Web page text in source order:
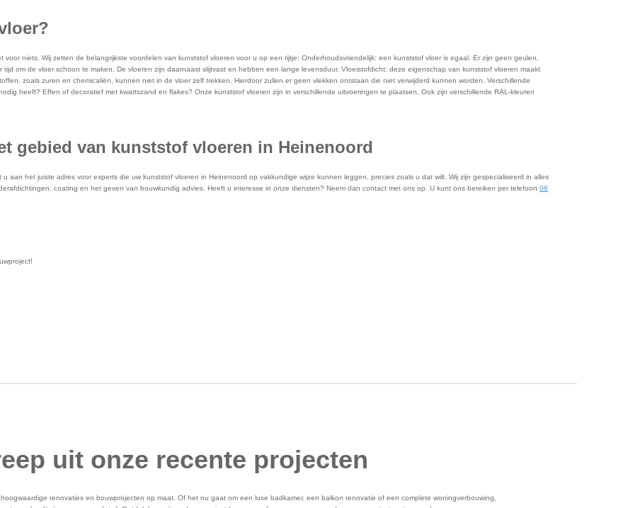
niets. Wij zetten de belangrijkste voordelen van kunststof vloeren voor u op een rijtje: Onderhoudsvriendelijk: een kunststof vloer is egaal. Er zijn geen geulen,
om de vloer schoon te maken. De vloeren zijn daarnaast slijtvast en hebben een lange levensduur. Vloeistofdicht: deze eigenschap van kunststof vloeren maakt
zoals zuren en chemicaliën, kunnen niet in de vloer zelf trekken. Hierdoor zullen er geen vlekken ontstaan die niet verwijderd kunnen worden. Verschillende
heeft? Effen of decoratief met kwartszand en flakes? Onze kunststof vloeren zijn in verschillende uitvoeringen te plaatsen. Ook zijn verschillende RAL-kleuren
gebied van kunststof vloeren in Heinenoord
het juiste adres voor experts die uw kunststof vloeren in Heinenoord op vakkundige wijze kunnen leggen, precies zoals u dat wilt. Wij zijn gespecialiseerd in alles
coating en het geven van bouwkundig advies. Heeft u interesse in onze diensten? Neem dan contact met ons op. U kunt ons bereiken per telefoon 06
uit onze recente projecten
renovaties en bouwprojecten op maat. Of het nu gaat om een luxe badkamer, een balkon renovatie of een complete woningverbouwing,